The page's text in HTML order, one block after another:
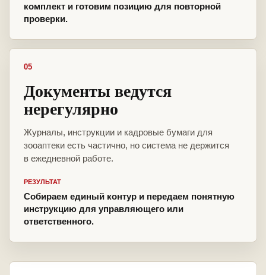
комплект и готовим позицию для повторной
проверки.
05
Документы ведутся
нерегулярно
Журналы, инструкции и кадровые бумаги для
зооаптеки есть частично, но система не держится
в ежедневной работе.
РЕЗУЛЬТАТ
Собираем единый контур и передаем понятную
инструкцию для управляющего или
ответственного.